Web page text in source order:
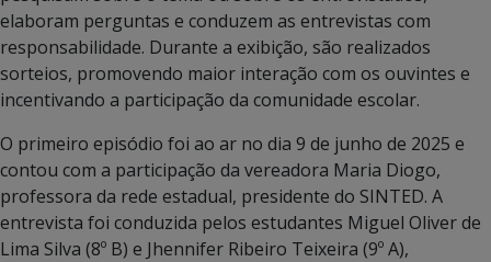
elaboram perguntas e conduzem as entrevistas com
responsabilidade. Durante a exibição, são realizados
sorteios, promovendo maior interação com os ouvintes e
incentivando a participação da comunidade escolar.
O primeiro episódio foi ao ar no dia 9 de junho de 2025 e
contou com a participação da vereadora Maria Diogo,
professora da rede estadual, presidente do SINTED. A
entrevista foi conduzida pelos estudantes Miguel Oliver de
Lima Silva (8º B) e Jhennifer Ribeiro Teixeira (9º A),